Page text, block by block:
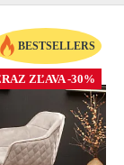
BESTSELLERS
ZĽAVA -30%